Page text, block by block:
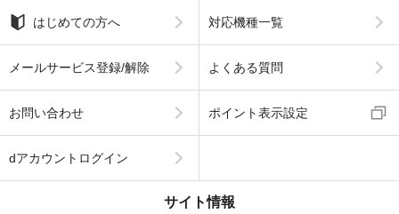
はじめての方へ 対応機種一覧
メールサービス登録/解除 よくある質問
お問い合わせ ポイント表示設定
dアカウントログイン
サイト情報